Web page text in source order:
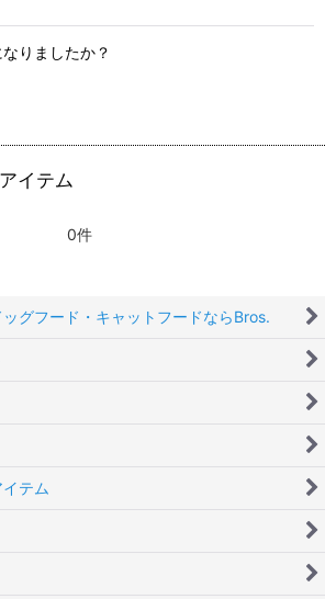
りましたか？
イテム
0件
グフード・キャットフードならBros.
テム